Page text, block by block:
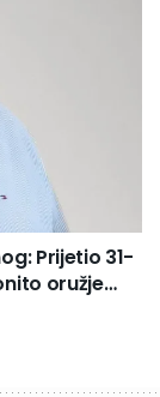
Prijetio 31-
oružje…